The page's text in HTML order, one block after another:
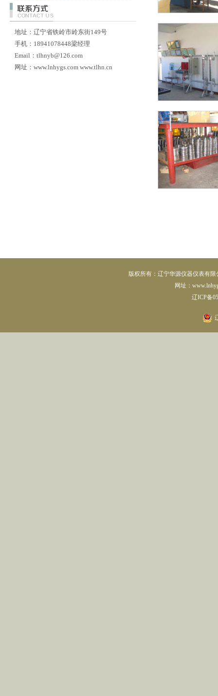
地址：辽宁省铁岭市岭东街149号
手机：18941078448梁经理
Email：tlhnyb@126.com
网址：www.lnhygs.com www.tlhn.cn
版权所有：辽宁华源仪器仪表有
网址：
辽ICP备